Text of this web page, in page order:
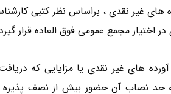
های غیر نقدی ، براساس نظر کتبی
اختیار مجمع عمومی فوق العاده قرار
های غیر نقدی یا مزایایی که
حد نصاب آن حضور بیش از نصف